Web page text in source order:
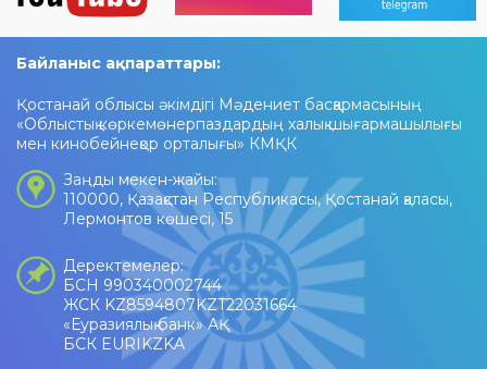
Байланыс ақпараттары:
Қостанай облысы әкімдігі Мәдениет басқармасының
«Облыстық көркемөнерпаздардың халық шығармашылығы
мен кинобейнеқор орталығы» КМҚК
Заңды мекен-жайы:
110000, Қазақстан Республикасы, Қостанай қаласы,
Лермонтов көшесі, 15
Деректемелер:
БСН 990340002744
ЖСК KZ8594807KZT22031664
«Еуразиялық банк» АҚ
БСК EURIKZKA